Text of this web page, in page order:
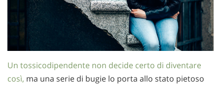
Un tossicodipendente non decide certo di diventare
così, ma una serie di bugie lo porta allo stato pietoso